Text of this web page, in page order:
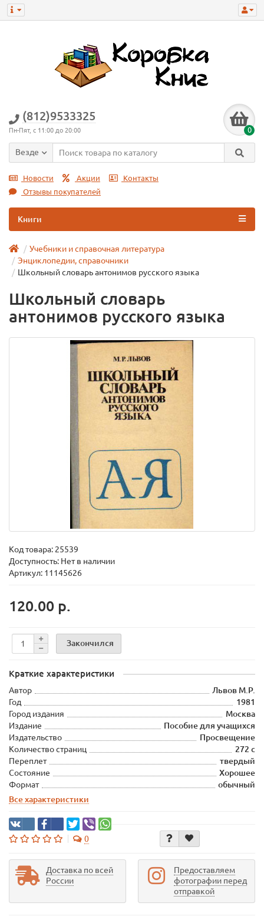
(812)9533325
Пн-Пят, с 11:00 до 20:00 0
Везде
Новости Акции
Контакты
Отзывы покупателей
Книги
Учебники и справочная литература
Энциклопедии, справочники
Школьный словарь антонимов русского языка
Школьный словарь
антонимов русского языка
Код товара: 25539
Доступность: Нет в наличии
Артикул: 11145626
120.00 р.
Закончился
Краткие характеристики
Автор
Львов М.Р.
Год
1981
Город издания
Москва
Издание
Пособие для учащихся
Издательство
Просвещение
Количество страниц
272 с
Переплет
твердый
Состояние
Хорошее
Формат
обычный
Все характеристики
0
Доставка по всей
России
Предоставляем
фотографии перед
отправкой